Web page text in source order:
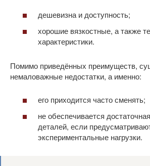
дешевизна и доступность;
хорошие вязкостные, а также
характеристики.
Помимо приведённых преимуществ,
немаловажные недостатки, а именно:
его приходится часто сменять;
не обеспечивается
деталей, если
экспериментальные нагрузки.